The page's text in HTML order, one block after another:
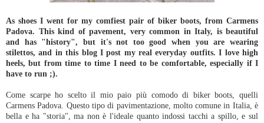
As shoes I went for my comfiest pair of biker boots, from Carmens
Padova. This kind of pavement, very common in Italy, is beautiful
and has "history", but it's not too good when you are wearing
stilettos, and in this blog I post my real everyday outfits. I love high
heels, but from time to time I need to be comfortable, especially if I
have to run ;).
Come scarpe ho scelto il mio paio più comodo di biker boots, quelli
Carmens Padova. Questo tipo di pavimentazione, molto comune in Italia, è
bella e ha "storia", ma non è l'ideale quanto indossi tacchi a spillo, e sul